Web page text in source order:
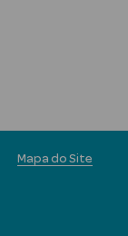
Mapa do Site